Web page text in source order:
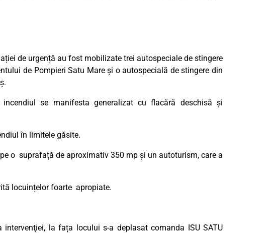
de urgență au fost mobilizate trei autospeciale de stingere
de Pompieri Satu Mare și o autospecială de stingere din
se manifesta generalizat cu flacără deschisă și
în limitele găsite.
o suprafață de aproximativ 350 mp și un autoturism, care a
locuințelor foarte apropiate.
intervenţiei, la fața locului s-a deplasat comanda ISU SATU